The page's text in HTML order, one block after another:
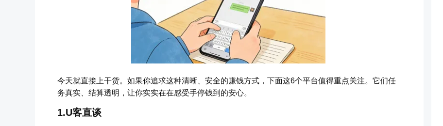
今天就直接上干货。如果你追求这种清晰、安全的赚钱方式，下面这6个平台值得重点关注。它们任
务真实、结算透明，让你实实在在感受手停钱到的安心。
1.U客直谈